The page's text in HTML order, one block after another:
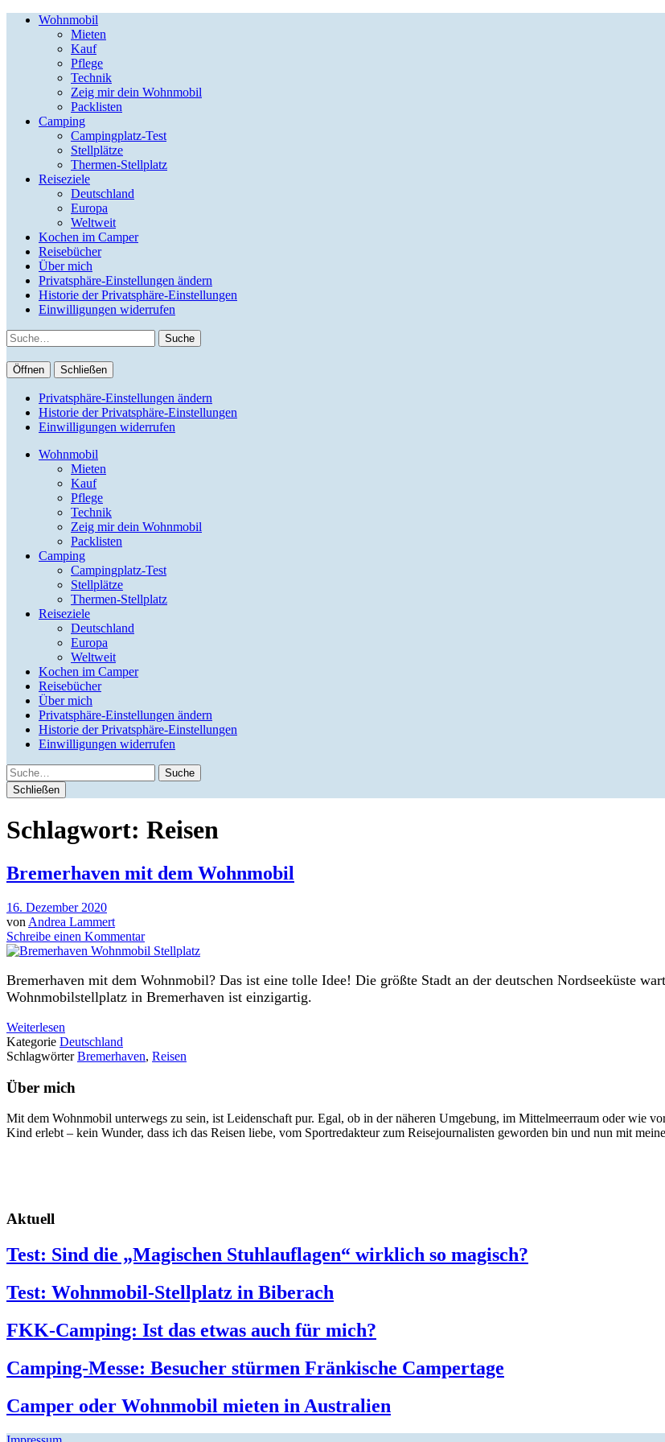
Wohnmobil
Mieten
Kauf
Pflege
Technik
Zeig mir dein Wohnmobil
Packlisten
Camping
Campingplatz-Test
Stellplätze
Thermen-Stellplatz
Reiseziele
Deutschland
Europa
Weltweit
Kochen im Camper
Reisebücher
Über mich
Privatsphäre-Einstellungen ändern
Historie der Privatsphäre-Einstellungen
Einwilligungen widerrufen
Suche
Öffnen Schließen
Privatsphäre-Einstellungen ändern
Historie der Privatsphäre-Einstellungen
Einwilligungen widerrufen
Wohnmobil
Mieten
Kauf
Pflege
Technik
Zeig mir dein Wohnmobil
Packlisten
Camping
Campingplatz-Test
Stellplätze
Thermen-Stellplatz
Reiseziele
Deutschland
Europa
Weltweit
Kochen im Camper
Reisebücher
Über mich
Privatsphäre-Einstellungen ändern
Historie der Privatsphäre-Einstellungen
Einwilligungen widerrufen
Suche
Schließen
Schlagwort: Reisen
Bremerhaven mit dem Wohnmobil
16. Dezember 2020
von Andrea Lammert
Schreibe einen Kommentar
Bremerhaven mit dem Wohnmobil? Das ist eine tolle Idee! Die größte Stadt an der deutschen Nordseeküste
Wohnmobilstellplatz in Bremerhaven ist einzigartig.
Weiterlesen
Kategorie Deutschland
SchlagwörterBremerhaven, Reisen
Über mich
Mit dem Wohnmobil unterwegs zu sein, ist Leidenschaft pur. Egal, ob in der näheren Umgebung, im Mittelmeerraum oder wie
Kind erlebt – kein Wunder, dass ich das Reisen liebe, vom Sportredakteur zum Reisejournalisten geworden bin und nun mit
Aktuell
Test: Sind die „Magischen Stuhlauflagen“ wirklich so magisch?
Test: Wohnmobil-Stellplatz in Biberach
FKK-Camping: Ist das etwas auch für mich?
Camping-Messe: Besucher stürmen Fränkische Campertage
Camper oder Wohnmobil mieten in Australien